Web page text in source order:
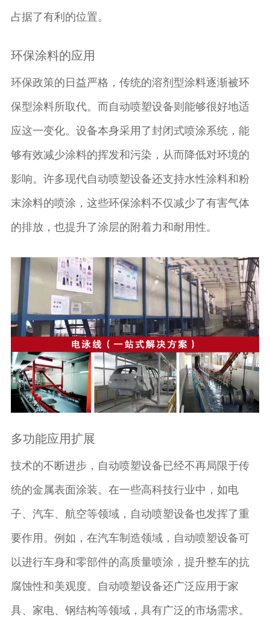
占据了有利的位置。
环保涂料的应用
环保政策的日益严格，传统的溶剂型涂料逐渐被环
保型涂料所取代。而自动喷塑设备则能够很好地适
应这一变化。设备本身采用了封闭式喷涂系统，能
够有效减少涂料的挥发和污染，从而降低对环境的
影响。许多现代自动喷塑设备还支持水性涂料和粉
末涂料的喷涂，这些环保涂料不仅减少了有害气体
的排放，也提升了涂层的附着力和耐用性。
多功能应用扩展
技术的不断进步，自动喷塑设备已经不再局限于传
统的金属表面涂装。在一些高科技行业中，如电
子、汽车、航空等领域，自动喷塑设备也发挥了重
要作用。例如，在汽车制造领域，自动喷塑设备可
以进行车身和零部件的高质量喷涂，提升整车的抗
腐蚀性和美观度。自动喷塑设备还广泛应用于家
具、家电、钢结构等领域，具有广泛的市场需求。